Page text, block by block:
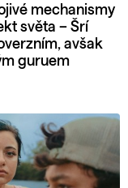
mechanismy
světa – Šrí
avšak
guruem